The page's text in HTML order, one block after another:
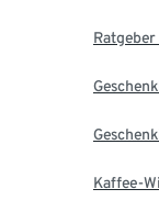
Kaffee-